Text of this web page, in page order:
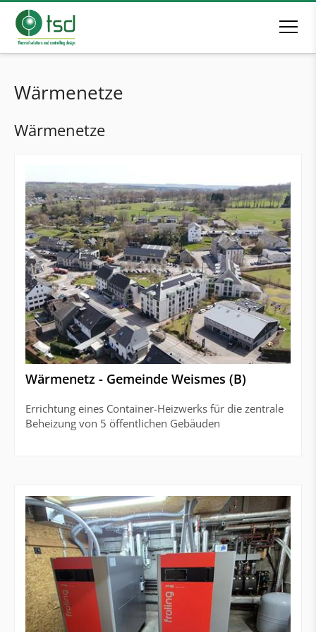
Wärmenetze
Wärmenetze
Wärmenetz - Gemeinde Weismes (B)
Errichtung eines Container-Heizwerks für die zentrale
Beheizung von 5 öffentlichen Gebäuden